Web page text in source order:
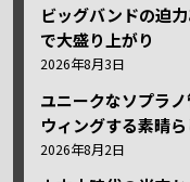
ビッグバンドの迫
で大盛り上がり
2026年8月3日
ユニークなソプラ
ウィングする素晴
2026年8月2日